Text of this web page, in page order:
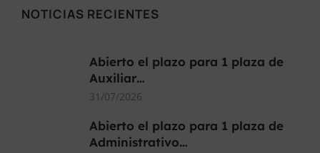
NOTICIAS RECIENTES
Abierto el plazo para 1 plaza de
Auxiliar…
31/07/2026
Abierto el plazo para 1 plaza de
Administrativo…